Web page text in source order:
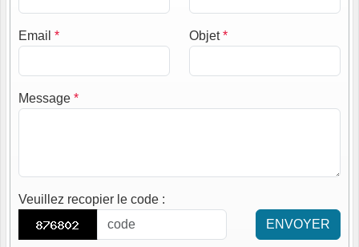
Email * Objet*
Message *
Veuillez recopier le code :
ENVOYER